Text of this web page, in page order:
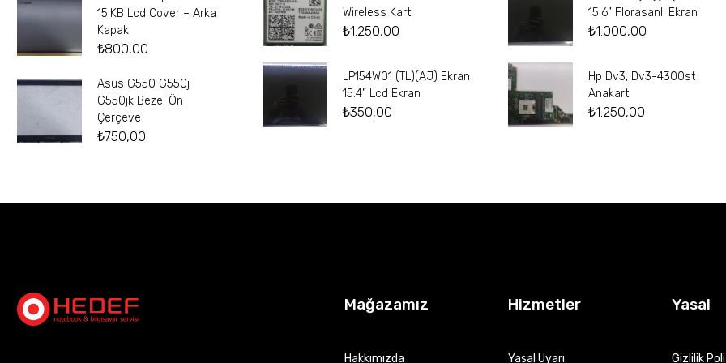
15IKB Lcd Cover – Arka
Kapak
₺800,00
Asus G550 G550j
G550jk Bezel Ön
Çerçeve
₺750,00
Wireless Kart
₺1.250,00
LP154W01 (TL)(AJ) Ekran
15.4” Lcd Ekran
₺350,00
15.6” Florasanlı Ekran
₺1.000,00
Hp Dv3, Dv3-4300st
Anakart
₺1.250,00
Mağazamız
Hakkımızda
Hizmetler
Yasal Uyarı
Yasal
Gizlilik